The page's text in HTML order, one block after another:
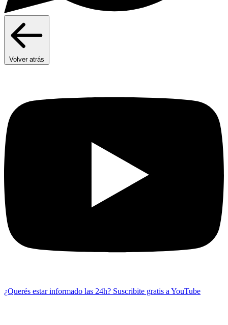
Volver atrás
¿Querés estar informado las 24h? Suscribite gratis a YouTube